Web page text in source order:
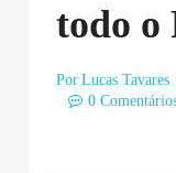
todo o
Por Lucas Tavares
0